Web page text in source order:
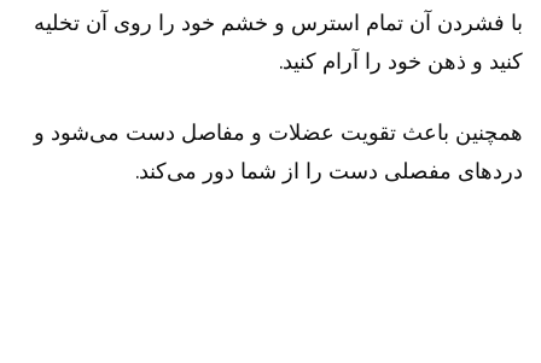
با فشردن آن تمام استرس و خشم خود را روی آن تخلیه
کنید و ذهن خود را آرام کنید.
همچنین باعث تقویت عضلات و مفاصل دست می‌شود و
دردهای مفصلی دست را از شما دور می‌کند.